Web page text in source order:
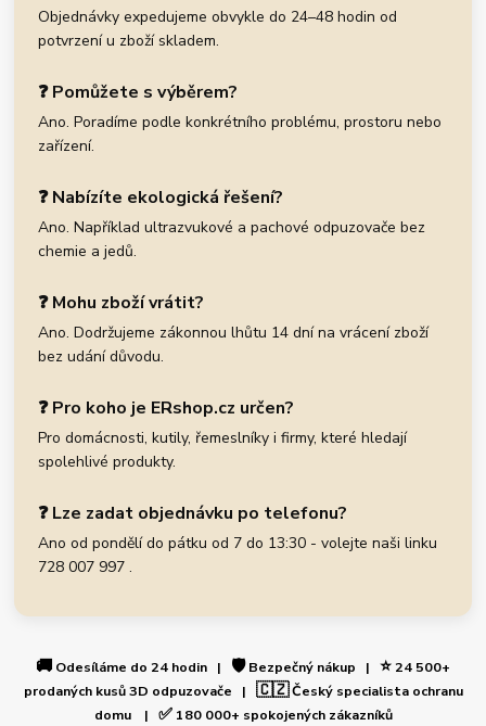
Objednávky expedujeme obvykle do 24–48 hodin od
potvrzení u zboží skladem.
❓ Pomůžete s výběrem?
Ano. Poradíme podle konkrétního problému, prostoru nebo
zařízení.
❓ Nabízíte ekologická řešení?
Ano. Například ultrazvukové a pachové odpuzovače bez
chemie a jedů.
❓ Mohu zboží vrátit?
Ano. Dodržujeme zákonnou lhůtu 14 dní na vrácení zboží
bez udání důvodu.
❓ Pro koho je ERshop.cz určen?
Pro domácnosti, kutily, řemeslníky i firmy, které hledají
spolehlivé produkty.
❓ Lze zadat objednávku po telefonu?
Ano od pondělí do pátku od 7 do 13:30 - volejte naši linku
728 007 997 .
🚚 Odesíláme do 24 hodin | 🛡️Bezpečný nákup | ⭐24 500+
prodaných kusů 3D odpuzovače | 🇨🇿Český specialista ochranu
domu | ✅180 000+ spokojených zákazníků